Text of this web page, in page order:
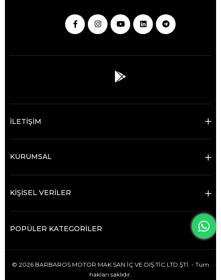
İLETİŞİM
KURUMSAL
KİŞİSEL VERİLER
POPÜLER KATEGORİLER
© 2026 BARBAROS MOTOR MAK.SAN.İÇ VE DIŞ.TİC.LTD.ŞTİ. - Tüm
hakları saklıdır.